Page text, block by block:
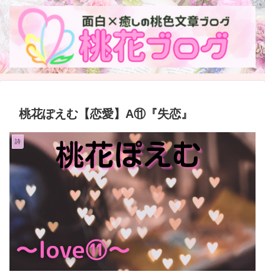
桃花ぽえむ【恋愛】A⑪『失恋』
詩